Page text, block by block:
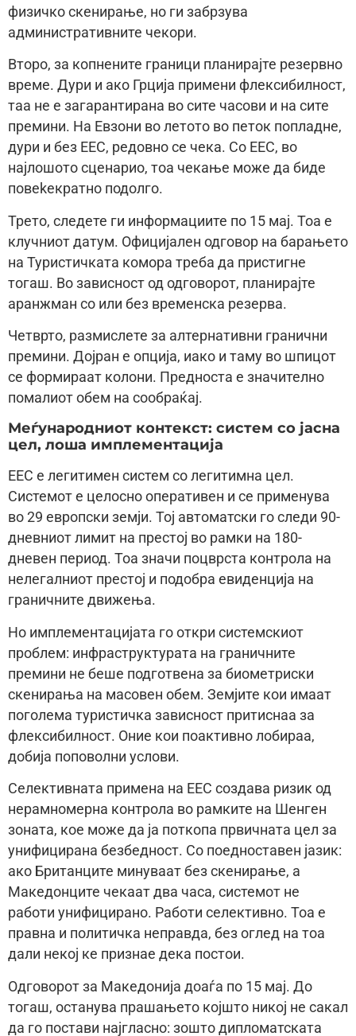
физичко скенирање, но ги забрзува
административните чекори.
Второ, за копнените граници планираjте резервно
време. Дури и ако Грциjа примени флексибилност,
таа не е загарантирана во сите часови и на сите
премини. На Евзони во летото во петок попладне,
дури и без ЕЕС, редовно се чека. Со ЕЕС, во
наjлошото сценарио, тоа чекање може да биде
повеkекратно подолго.
Трето, следете ги информациите по 15 маj. Тоа е
клучниот датум. Официjален одговор на барањето
на Туристичката комора треба да пристигне
тогаш. Во зависност од одговорот, планираjте
аранжман со или без временска резерва.
Четврто, размислете за алтернативни гранични
премини. Доjран е опциjа, иако и таму во шпицот
се формираат колони. Предноста е значително
помалиот обем на сообраќаj.
Меѓународниот контекст: систем со jасна
цел, лоша имплементациjа
ЕЕС е легитимен систем со легитимна цел.
Системот е целосно оперативен и се применува
во 29 европски земjи. Тоj автоматски го следи 90-
дневниот лимит на престоj во рамки на 180-
дневен период. Тоа значи поцврста контрола на
нелегалниот престоj и подобра евиденциjа на
граничните движења.
Но имплементациjата го откри системскиот
проблем: инфраструктурата на граничните
премини не беше подготвена за биометриски
скенирања на масовен обем. Земjите кои имаат
поголема туристичка зависност притиснаа за
флексибилност. Оние кои поактивно лобираа,
добиjа поповолни услови.
Селективната примена на ЕЕС создава ризик од
нерамномерна контрола во рамките на Шенген
зоната, кое може да jа поткопа првичната цел за
унифицирана безбедност. Со поедноставен jазик:
ако Британците минуваат без скенирање, а
Македонците чекаат два часа, системот не
работи унифицирано. Работи селективно. Тоа е
правна и политичка неправда, без оглед на тоа
дали некоj ке признае дека постои.
Одговорот за Македониjа доаѓа по 15 маj. До
тогаш, останува прашањето коjшто никоj не сакал
да го постави наjгласно: зошто дипломатската